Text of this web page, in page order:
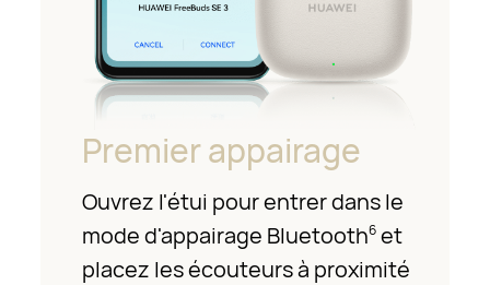
Premier appairage
Ouvrez l'étui pour entrer dans le
mode d'appairage Bluetooth6et
placez les écouteurs à proximité